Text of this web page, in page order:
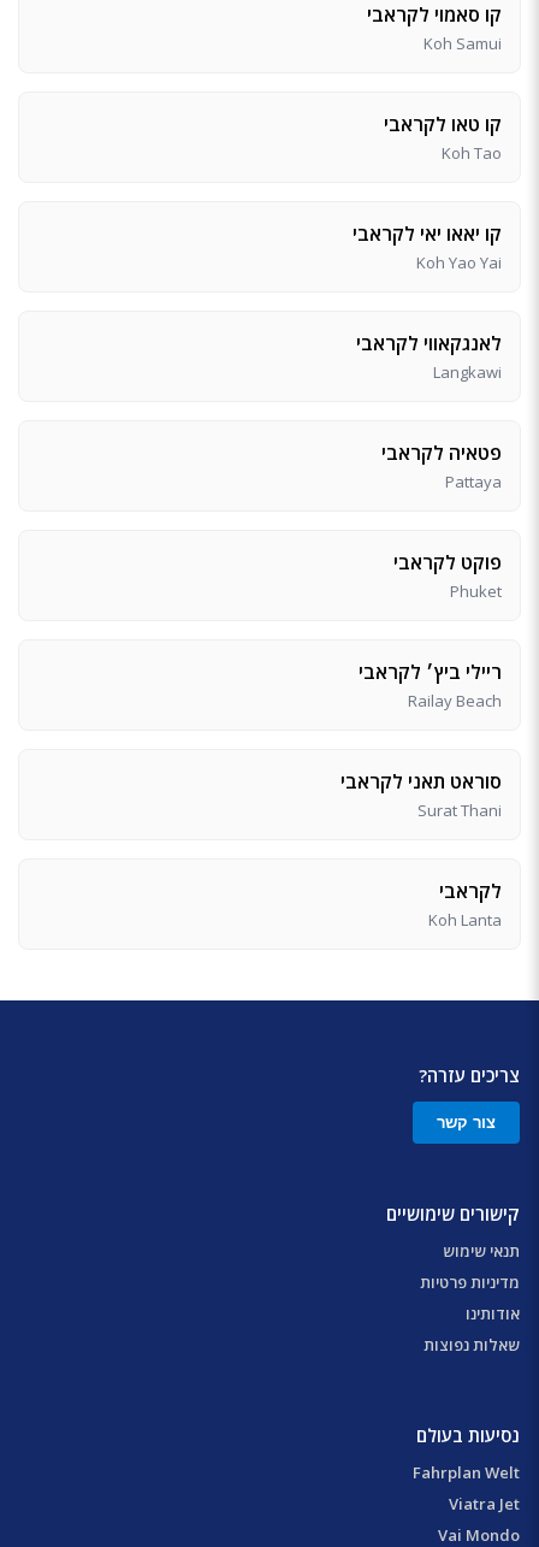
קו סאמוי לקראבי
Koh Samui
קו טאו לקראבי
Koh Tao
קו יאאו יאי לקראבי
Koh Yao Yai
לאנגקאווי לקראבי
Langkawi
פטאיה לקראבי
Pattaya
פוקט לקראבי
Phuket
ריילי ביץ׳ לקראבי
Railay Beach
סוראט תאני לקראבי
Surat Thani
לקראבי
Koh Lanta
צריכים עזרה?
צור קשר
קישורים שימושיים
תנאי שימוש
מדיניות פרטיות
אודותינו
שאלות נפוצות
נסיעות בעולם
Fahrplan Welt
Viatra Jet
Vai Mondo